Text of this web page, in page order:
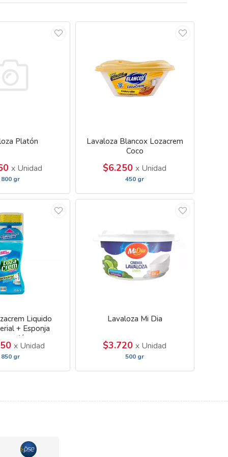
Platón
x Unidad
800 gr
Lavaloza Blancox Lozacrem
Coco
$6.250x Unidad
450 gr
Liquido
+ Esponja
x Unidad
850 gr
Lavaloza Mi Dia
$3.720x Unidad
500 gr